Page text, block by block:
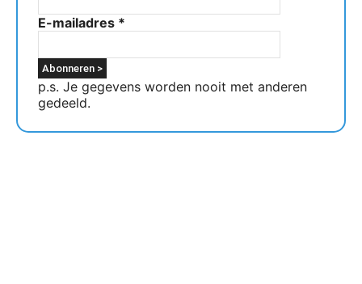
E-mailadres *
p.s. Je gegevens worden nooit met anderen
gedeeld.